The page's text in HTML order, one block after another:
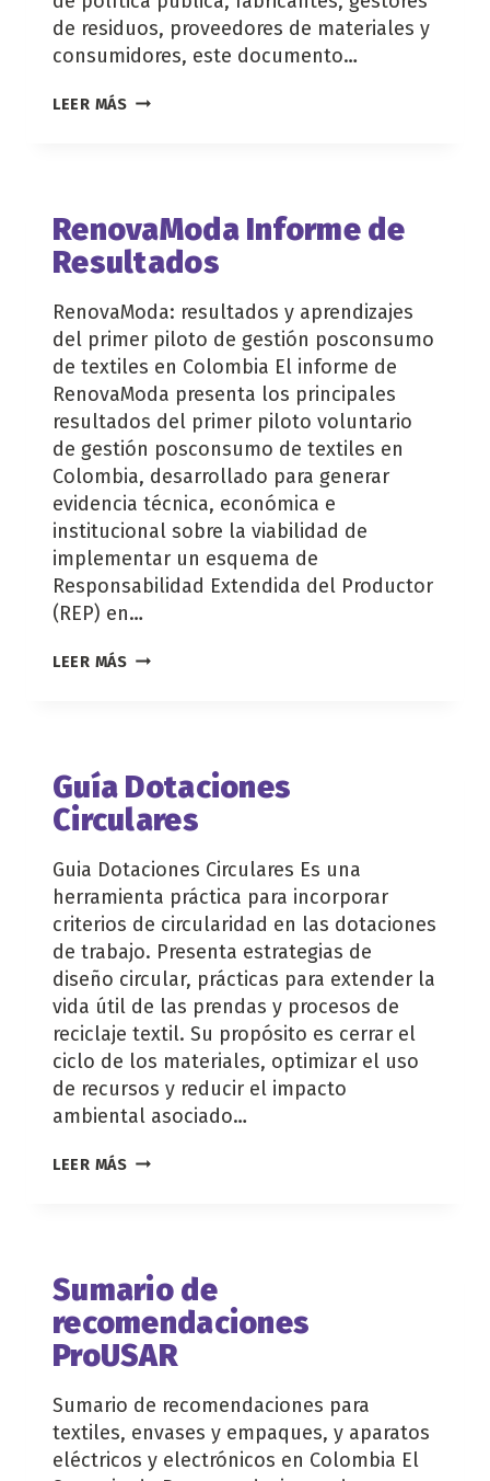
de residuos, proveedores de materiales y
consumidores, este documento…
LEER MÁS GUÍA
RenovaModa Informe de
Resultados
RenovaModa: resultados y aprendizajes
del primer piloto de gestión posconsumo
de textiles en Colombia El informe de
RenovaModa presenta los principales
resultados del primer piloto voluntario
de gestión posconsumo de textiles en
Colombia, desarrollado para generar
evidencia técnica, económica e
institucional sobre la viabilidad de
implementar un esquema de
Responsabilidad Extendida del Productor
(REP) en…
LEER MÁS RENOVAMODA
Guía Dotaciones
Circulares
Guia Dotaciones Circulares Es una
herramienta práctica para incorporar
criterios de circularidad en las dotaciones
de trabajo. Presenta estrategias de
diseño circular, prácticas para extender la
vida útil de las prendas y procesos de
reciclaje textil. Su propósito es cerrar el
ciclo de los materiales, optimizar el uso
de recursos y reducir el impacto
ambiental asociado…
LEER MÁS GUÍA
Sumario de
recomendaciones
ProUSAR
Sumario de recomendaciones para
textiles, envases y empaques, y aparatos
eléctricos y electrónicos en Colombia El